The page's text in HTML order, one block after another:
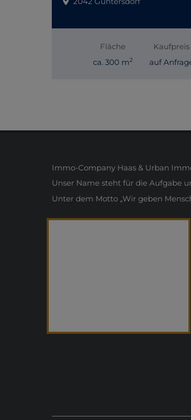
Fläche
ca. 300 m2
Kaufpreis
auf
Immo-Company Haas & Urban
Unser Name steht für die Aufgabe
Unter dem Motto „Wir geben